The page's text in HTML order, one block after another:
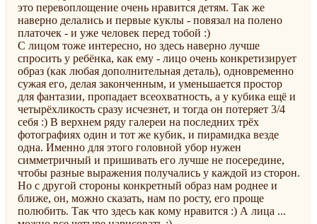
это перевоплощение очень нравится детям. Так же
наверно делались и первые куклы - повязал на полено
платочек - и уже человек перед тобой :)
С лицом тоже интересно, но здесь наверно лучше
спросить у ребёнка, как ему - лицо очень конкретизирует
образ (как любая дополнительная деталь), одновременно
сужая его, делая законченным, и уменьшается простор
для фантазии, пропадает всеохватность, а у кубика ещё и
четырёхликость сразу исчезнет, и тогда он потеряет 3/4
себя :) В верхнем ряду галереи на последних трёх
фотографиях один и тот же кубик, и пирамидка везде
одна. Именно для этого головной убор нужен
симметричный и пришивать его лучше не посередине,
чтобы разные выражения получались у каждой из сторон.
Но с другой стороны конкретный образ нам роднее и
ближе, он, можно сказать, нам по росту, его проще
полюбить. Так что здесь как кому нравится :) А лица ...